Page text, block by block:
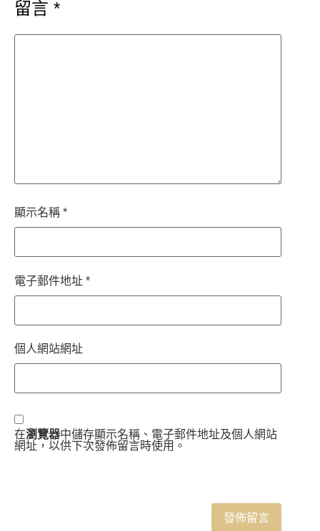
留言 *
顯示名稱 *
電子郵件地址 *
個人網站網址
在瀏覽器中儲存顯示名稱、電子郵件地址及個人網站
網址，以供下次發佈留言時使用。